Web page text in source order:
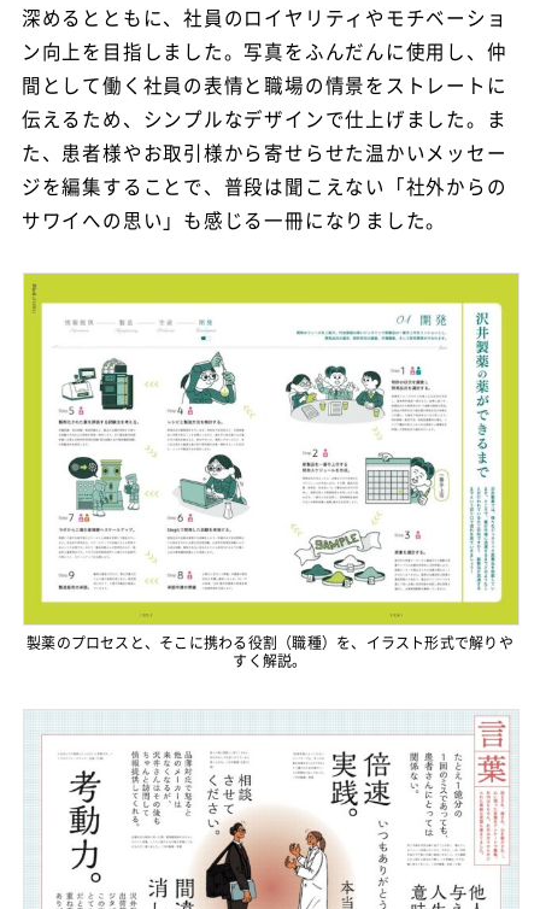
深めるとともに、社員のロイヤリティやモチベーショ
ン向上を目指しました。写真をふんだんに使用し、仲
間として働く社員の表情と職場の情景をストレートに
伝えるため、シンプルなデザインで仕上げました。ま
た、患者様やお取引様から寄せらせた温かいメッセー
ジを編集することで、普段は聞こえない「社外からの
サワイへの思い」も感じる一冊になりました。
製薬のプロセスと、そこに携わる役割（職種）を、イラスト形式で解りや
すく解説。